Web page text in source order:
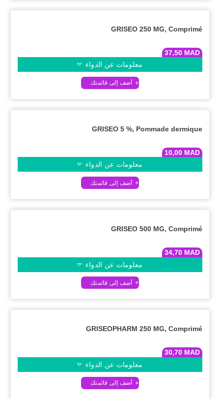
GRISEO 250 MG, Comprimé
37,50 MAD
معلومات عن الدواء
GRISEO 5 %, Pommade dermique
10,00 MAD
معلومات عن الدواء
GRISEO 500 MG, Comprimé
34,70 MAD
معلومات عن الدواء
GRISEOPHARM 250 MG, Comprimé
30,70 MAD
معلومات عن الدواء